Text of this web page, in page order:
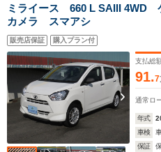
ミライース 660 L SAIII 4WD
カメラ スマアシ
販売店保証 購入プラン付
支払総
91.7
通常ロ
年式
車検
保証